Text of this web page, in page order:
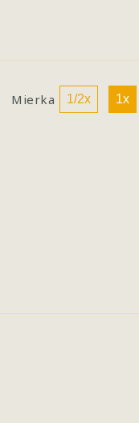
Mierka 1/2x 1x